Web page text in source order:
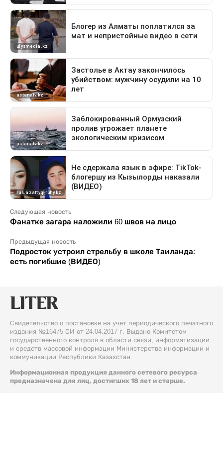
Следующая новость
Фанатке загара наложили 60 швов на лицо
Предыдущая новость
Подросток устроил стрельбу в школе Таиланда:
есть погибшие (ВИДЕО)
Свидетельство о постановке на учет периодического печатного
издания №16475-СИ от 24.04.2017 г. Выдано Комитетом
государственного контроля в области связи, информатизации
и средств массовой информации Министерства информации и
коммуникации Республики Казахстан.
Информационная продукция данного сетевого ресурса
предназначена для лиц, достигших 18 лет и старше.